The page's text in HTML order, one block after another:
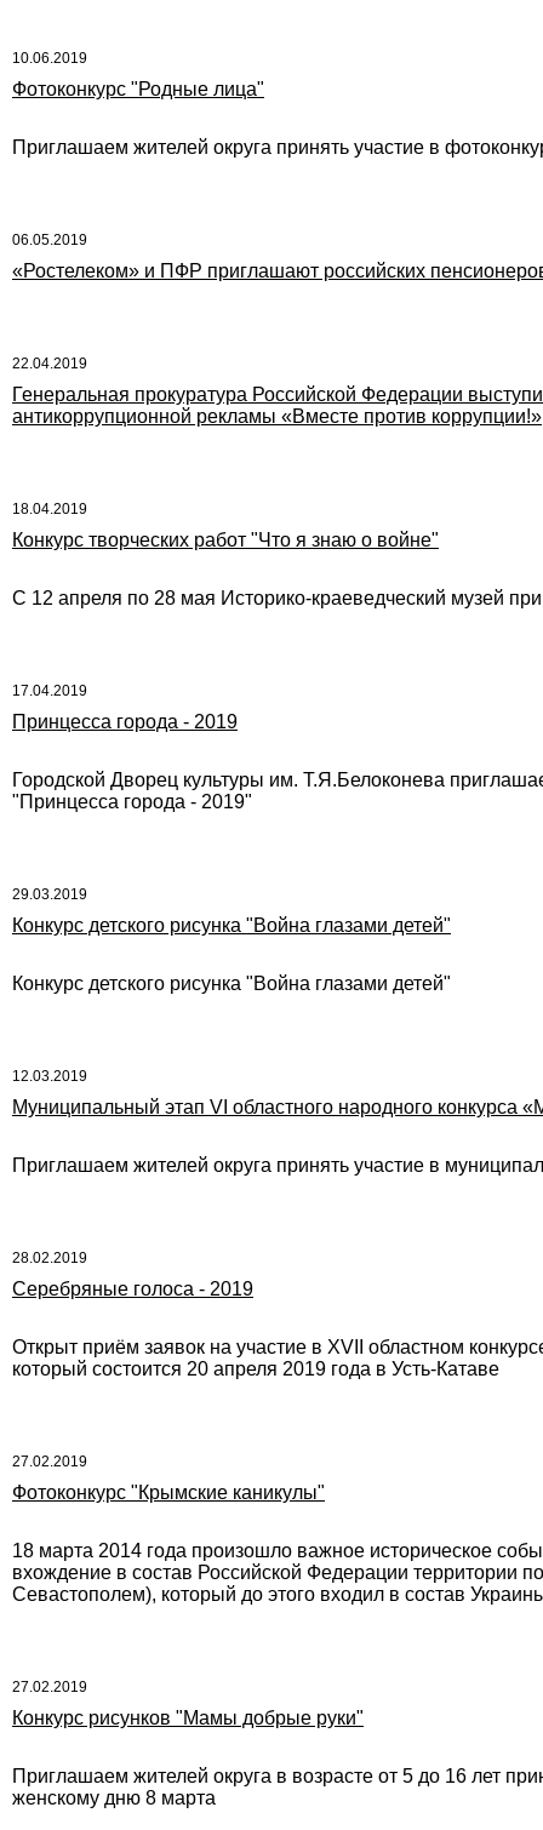
10.06.2019
Фотоконкурс "Родные лица"
Приглашаем жителей округа принять участие в
06.05.2019
«Ростелеком» и ПФР приглашают российских
22.04.2019
Генеральная прокуратура Российской Федерации
антикоррупционной рекламы «Вместе против коррупции!»
18.04.2019
Конкурс творческих работ "Что я знаю о войне"
С 12 апреля по 28 мая Историко-краеведческий музей
17.04.2019
Принцесса города - 2019
Городской Дворец культуры им. Т.Я.Белоконева
"Принцесса города - 2019"
29.03.2019
Конкурс детского рисунка "Война глазами детей"
Конкурс детского рисунка "Война глазами детей"
12.03.2019
Муниципальный этап VI областного народного конкурса
Приглашаем жителей округа принять участие в
28.02.2019
Серебряные голоса - 2019
Открыт приём заявок на участие в XVII областном
который состоится 20 апреля 2019 года в Усть-Катаве
27.02.2019
Фотоконкурс "Крымские каникулы"
18 марта 2014 года произошло важное историческое
вхождение в состав Российской Федерации территории
Севастополем), который до этого входил в состав
27.02.2019
Конкурс рисунков "Мамы добрые руки"
Приглашаем жителей округа в возрасте от 5 до 16 лет
женскому дню 8 марта